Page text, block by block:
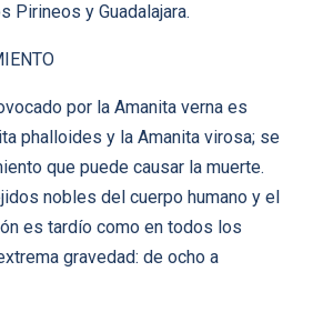
Pirineos y Guadalajara.
por la Amanita verna es
phalloides y la Amanita virosa; se
que puede causar la muerte.
nobles del cuerpo humano y el
es tardío como en todos los
gravedad: de ocho a